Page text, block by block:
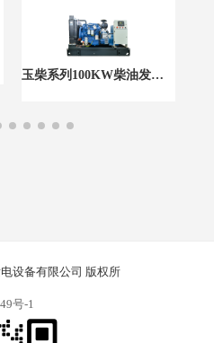
玉柴系列100KW柴油发电机组
设备有限公司 版权所
号-1